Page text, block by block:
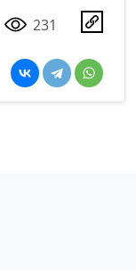
231